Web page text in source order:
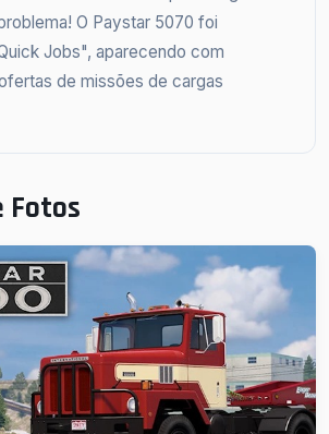
O Paystar 5070 foi
Jobs", aparecendo com
de missões de cargas
Fotos